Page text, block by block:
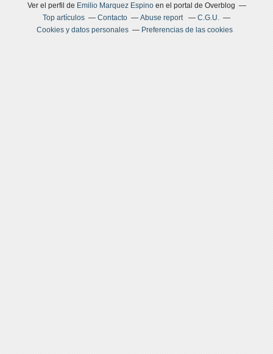
Ver el perfil de Emilio Marquez Espinoen el portal de Overblog
Top artículos
Contacto Abuse report
C.G.U.
Cookies y datos personales
Preferencias de las cookies